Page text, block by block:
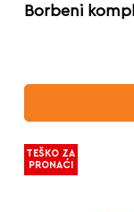
Borbeni
TEŠKO ZA
PRONAĆI